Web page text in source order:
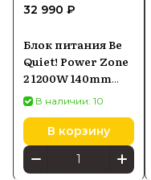
32 990 ₽
Блок питания Be
Quiet! Power Zone
2 1200W 140mm
80+ Platinum
В наличии: 10
В корзину